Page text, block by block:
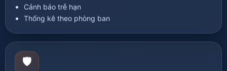
Cảnh báo trễ hạn
Thống kê theo phòng ban
🛡️